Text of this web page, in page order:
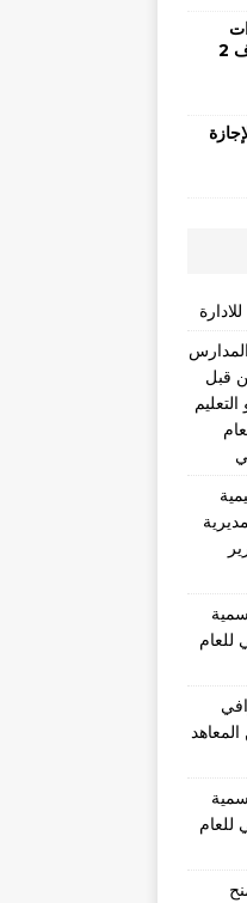
الوقائية لمنع إنتقال وإنتشار فيروس سارس – كوف 2
والمدارس
قبل
العام
للعام
للعام